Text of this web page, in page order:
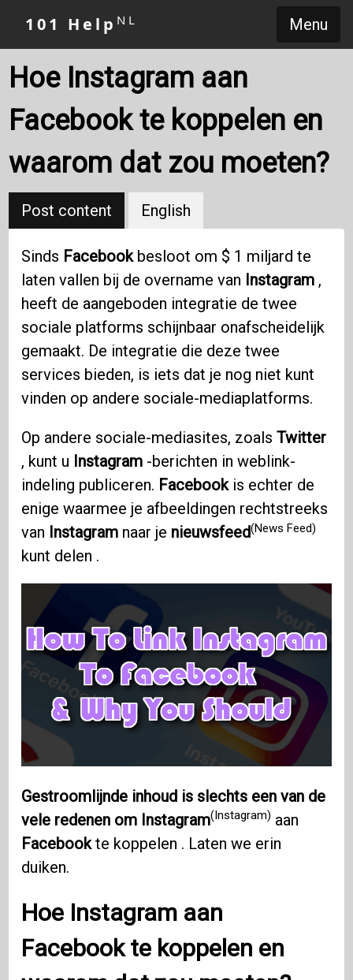
Menu
101 Help NL
Hoe Instagram aan
Facebook te koppelen en
waarom dat zou moeten?
Post content English
Sinds Facebookbesloot om $ 1 miljard te
laten vallen bij de overname van Instagram ,
heeft de aangeboden integratie de twee
sociale platforms schijnbaar onafscheidelijk
gemaakt. De integratie die deze twee
services bieden, is iets dat je nog niet kunt
vinden op andere sociale-mediaplatforms.
Op andere sociale-mediasites, zoalsTwitter
, kunt u Instagram -berichten in weblink-
indeling publiceren. Facebookis echter de
enige waarmee je afbeeldingen rechtstreeks
van Instagram naar je nieuwsfeed(News Feed)
kunt delen .
Gestroomlijnde inhoud is slechts een van de
vele redenen om Instagram(Instagram) aan
Facebookte koppelen . Laten we erin
duiken.
Hoe Instagram aan
Facebook te koppelen en